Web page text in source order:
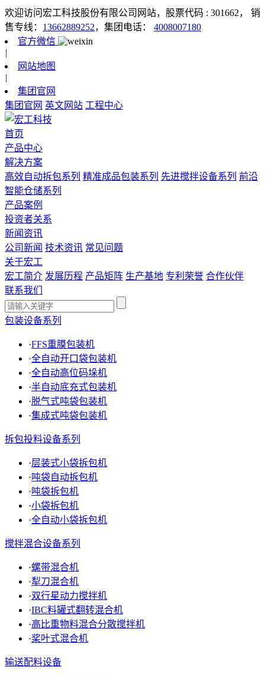
欢迎访问宏工科技股份有限公司网站，股票代码 : 301662，
销
售专线： 13662889252，集团电话： 4008007180
官方微信
|
网站地图
|
集团官网
集团官网 英文网站 工程中心
首页
产品中心
解决方案
高效自动拆包系列 精准成品包装系列 先进搅拌设备系列 前沿
智能仓储系列
产品案例
投资者关系
新闻资讯
公司新闻 技术资讯 常见问题
关于宏工
宏工简介 发展历程 产品矩阵 生产基地 专利荣誉 合作伙伴
联系我们
包装设备系列
·FFS重膜包装机
·全自动开口袋包装机
·全自动高位码垛机
·半自动底充式包装机
·脱气式吨袋包装机
·集成式吨袋包装机
拆包投料设备系列
·层装式小袋拆包机
·吨袋自动拆包机
·吨袋拆包机
·小袋拆包机
·全自动小袋拆包机
搅拌混合设备系列
·螺带混合机
·犁刀混合机
·双行星动力搅拌机
·IBC料罐式翻转混合机
·高比重物料混合分散搅拌机
·桨叶式混合机
输送配料设备